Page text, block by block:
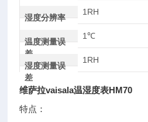
湿度分辨率
1RH
温度测量误
差
1℃
湿度测量误
差
1RH
维萨拉vaisala温湿度表HM70
特点：